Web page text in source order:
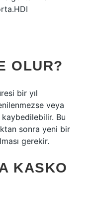
OLUR?
bir yıl
veya
Bu
sonra yeni bir
gerekir.
KASKO